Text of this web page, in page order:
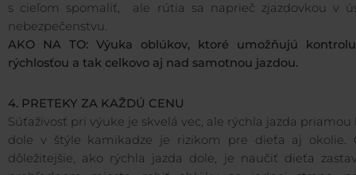
s cieľom spomaliť, ale rútia sa naprieč zjazdovkou v
nebezpečenstvu.
AKO NA TO: Výuka oblúkov, ktoré umožňujú
rýchlosťou a tak celkovo aj nad samotnou jazdou.
4. PRETEKY ZA KAŽDÚ CENU
Súťaživosť pri výuke je skvelá vec, ale rýchla jazda priamou
dole v štýle kamikadze je rizikom pre dieťa aj okolie.
dôležitejšie, ako rýchla jazda dole, je naučiť dieťa